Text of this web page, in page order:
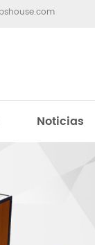
Noticias